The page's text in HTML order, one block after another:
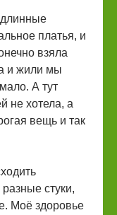
платья, и
взяла
и жили мы
А тут
не хотела, а
вещь и так
стуки,
Моё здоровье